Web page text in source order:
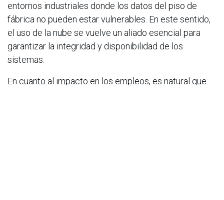
entornos industriales donde los datos del piso de
fábrica no pueden estar vulnerables. En este sentido,
el uso de la nube se vuelve un aliado esencial para
garantizar la integridad y disponibilidad de los
sistemas.
En cuanto al impacto en los empleos, es natural que